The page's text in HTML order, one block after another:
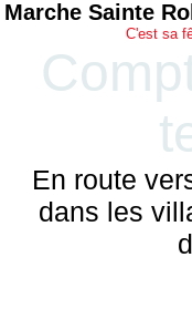
Marche Sainte
C'est sa
En route
dans les